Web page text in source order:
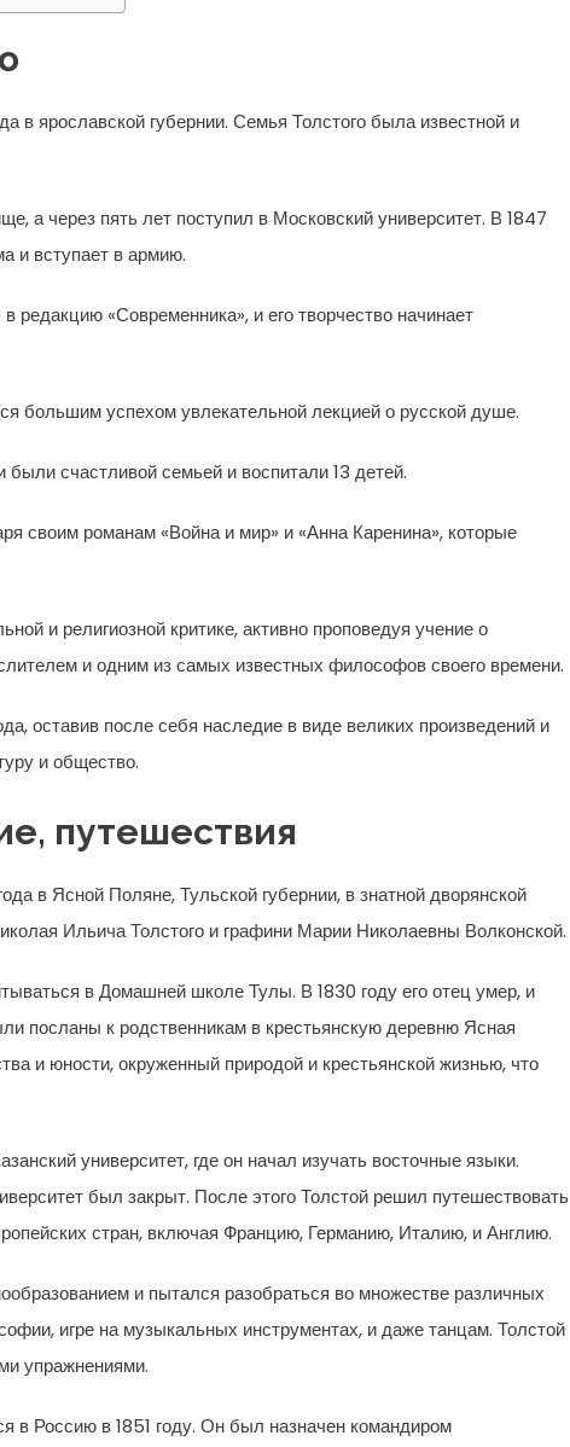
в ярославской губернии. Семья Толстого была известной и
а через пять лет поступил в Московский университет. В 1847
и вступает в армию.
редакцию «Современника», и его творчество начинает
большим успехом увлекательной лекцией о русской душе.
счастливой семьей и воспитали 13 детей.
своим романам «Война и мир» и «Анна Каренина», которые
и религиозной критике, активно проповедуя учение о
и одним из самых известных философов своего времени.
оставив после себя наследие в виде великих произведений и
и общество.
путешествия
в Ясной Поляне, Тульской губернии, в знатной дворянской
Ильича Толстого и графини Марии Николаевны Волконской.
в Домашней школе Тулы. В 1830 году его отец умер, и
посланы к родственникам в крестьянскую деревню Ясная
и юности, окруженный природой и крестьянской жизнью, что
университет, где он начал изучать восточные языки.
был закрыт. После этого Толстой решил путешествовать
стран, включая Францию, Германию, Италию, и Англию.
и пытался разобраться во множестве различных
игре на музыкальных инструментах, и даже танцам. Толстой
упражнениями.
в Россию в 1851 году. Он был назначен командиром